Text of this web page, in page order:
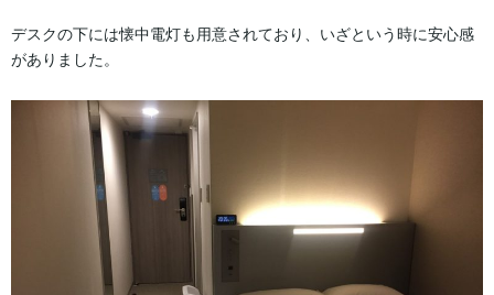
デスクの下には懐中電灯も用意されており、いざという時に安心感
がありました。